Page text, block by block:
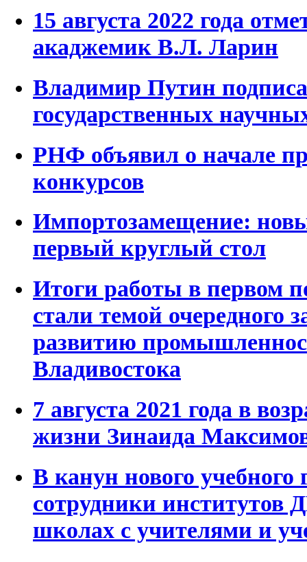
15 августа 2022 года
акаджемик В.Л. Ларин
Владимир Путин
государственных
РНФ объявил о начале
конкурсов
Импортозамещение:
первый круглый стол
Итоги работы в первом
стали темой очередного
развитию
Владивостока
7 августа 2021 года в
жизни Зинаида
В канун нового учебного
сотрудники институтов
школах с учителями и